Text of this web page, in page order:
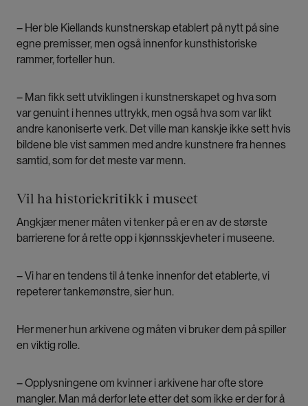
– Her ble Kiellands kunstnerskap etablert på nytt på sine
egne premisser, men også innenfor kunsthistoriske
rammer, forteller hun.
– Man fikk sett utviklingen i kunstnerskapet og hva som
var genuint i hennes uttrykk, men også hva som var likt
andre kanoniserte verk. Det ville man kanskje ikke sett hvis
bildene ble vist sammen med andre kunstnere fra hennes
samtid, som for det meste var menn.
Vil ha historiekritikk i museet
Angkjær mener måten vi tenker på er en av de største
barrierene for å rette opp i kjønnsskjevheter i museene.
– Vi har en tendens til å tenke innenfor det etablerte, vi
repeterer tankemønstre, sier hun.
Her mener hun arkivene og måten vi bruker dem på spiller
en viktig rolle.
– Opplysningene om kvinner i arkivene har ofte store
mangler. Man må derfor lete etter det som ikke er der for å